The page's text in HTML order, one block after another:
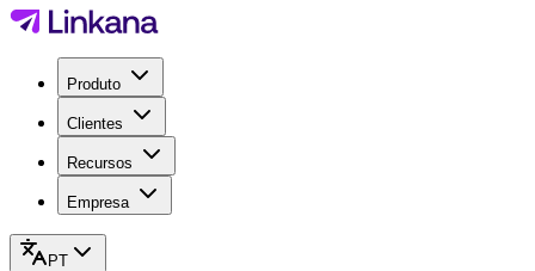
Produto
Clientes
Recursos
Empresa
PT